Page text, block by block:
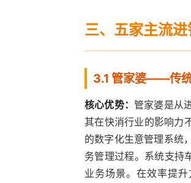
三、五家主流
3.1 管家婆——传统
核心优势： 管家婆是从
其在快消行业的影响力
的数字化生意管理系统
务管理过程。系统支持
业务场景。在效率提